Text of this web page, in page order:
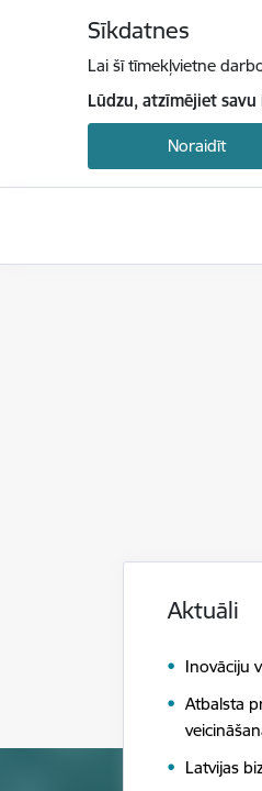
Sīkdatnes
Lai šī tīmekļvietne
Lūdzu, atzīmējiet savu
Noraidīt
Aktuāli
Inovāciju
Atbalsta
Latvijas